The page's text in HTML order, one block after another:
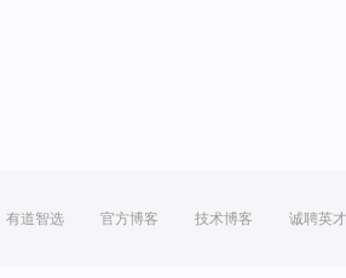
有道智选 官方博客 技术博客 诚聘英才